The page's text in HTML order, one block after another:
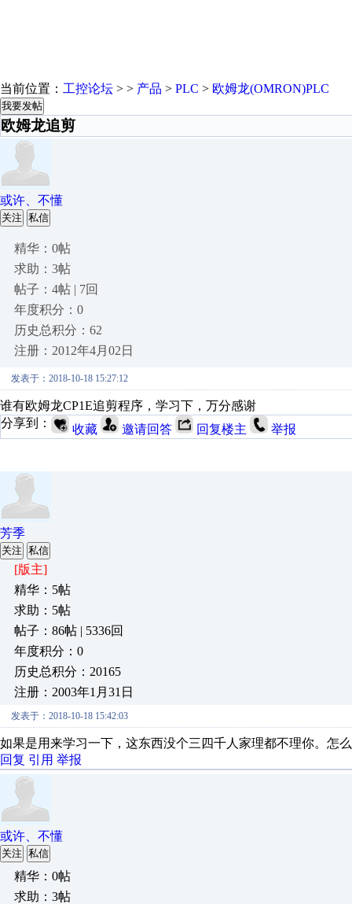
当前位置： 工控论坛 > > 产品 > PLC > 欧姆龙(OMRON)PLC
我要发帖
欧姆龙追剪
或许、不懂
关注 私信
精华：0帖
求助：3帖
帖子：4帖 | 7回
年度积分：0
历史总积分：62
注册：2012年4月02日
发表于：2018-10-18 15:27:12
谁有欧姆龙CP1E追剪程序，学习下，万分感谢
分享到：
收藏 邀请回答 回复楼主 举报
芳季
关注 私信
[版主]
精华：5帖
求助：5帖
帖子：86帖 | 5336回
年度积分：0
历史总积分：20165
注册：2003年1月31日
发表于：2018-10-18 15:42:03
如果是用来学习一下，这东西没个三四千人家理都不理你。怎
回复 引用 举报
或许、不懂
关注 私信
精华：0帖
求助：3帖